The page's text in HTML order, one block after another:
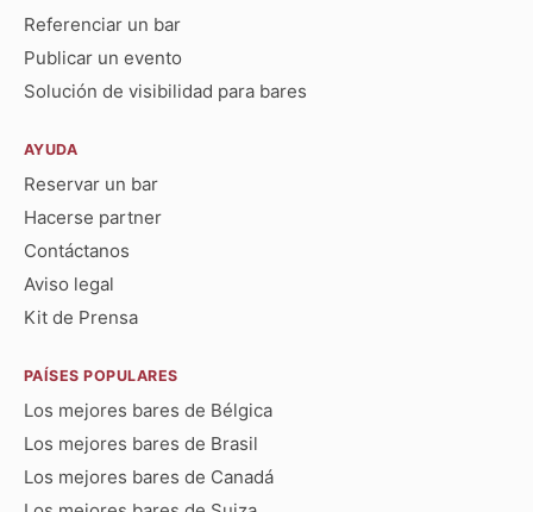
Referenciar un bar
Publicar un evento
Solución de visibilidad para bares
AYUDA
Reservar un bar
Hacerse partner
Contáctanos
Aviso legal
Kit de Prensa
PAÍSES POPULARES
Los mejores bares de Bélgica
Los mejores bares de Brasil
Los mejores bares de Canadá